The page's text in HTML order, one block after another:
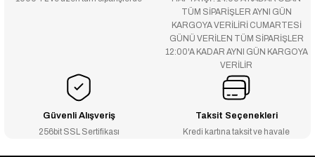
TÜM SİPARİŞLER AYNI GÜN
KARGOYA VERİLİRİ CUMARTESİ
GÜNÜ VERİLEN TÜM SİPARİŞLER
12:00'A KADAR AYNI GÜN KARGOYA
VERİLİR
Güvenli Alışveriş
256bit SSL Sertifikası
Taksit Seçenekleri
Kredi kartına taksit ve havale